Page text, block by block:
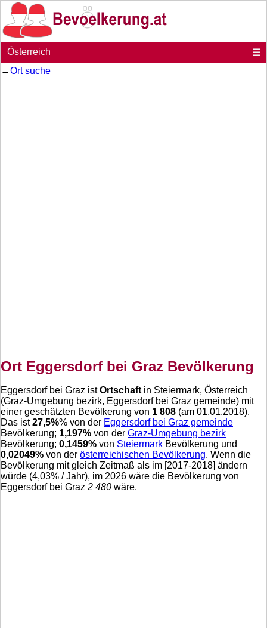
Österreich
☰
←Ort suche
Ort Eggersdorf bei Graz Bevölkerung
Eggersdorf bei Graz istOrtschaft in Steiermark, Österreich
(Graz-Umgebung bezirk, Eggersdorf bei Graz gemeinde) mit
einer geschätzten Bevölkerung von 1 808 (am 01.01.2018).
Das ist27,5%% von der Eggersdorf bei Graz gemeinde
Bevölkerung; 1,197% von der Graz-Umgebung bezirk
Bevölkerung; 0,1459% von Steiermark Bevölkerung und
0,02049% von der österreichischen Bevölkerung. Wenn die
Bevölkerung mit gleich Zeitmaß als im [2017-2018] ändern
würde (4,03% / Jahr), im 2026 wäre die Bevölkerung von
Eggersdorf bei Graz 2 480 wäre.